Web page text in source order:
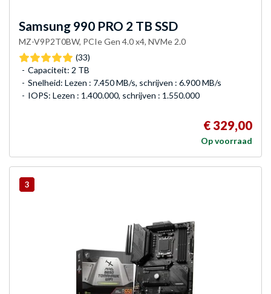
Samsung 990 PRO 2 TB SSD
MZ-V9P2T0BW, PCIe Gen 4.0 x4, NVMe 2.0
(33)
Capaciteit: 2 TB
Snelheid: Lezen : 7.450 MB/s, schrijven : 6.900 MB/s
IOPS: Lezen : 1.400.000, schrijven : 1.550.000
€ 329,00
Op voorraad
3